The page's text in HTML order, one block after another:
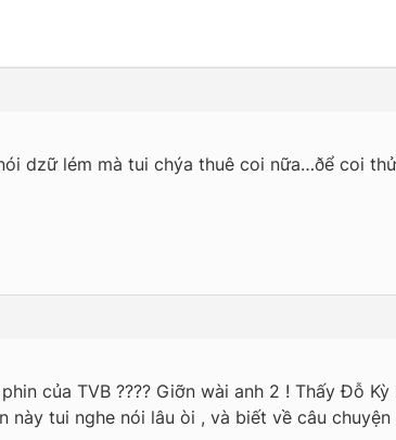
dzữ lém mà tui chýa thuê coi nữa…ðể coi
của TVB ???? Giỡn wài anh 2 ! Thấy Đỗ
này tui nghe nói lâu òi , và biết về câu